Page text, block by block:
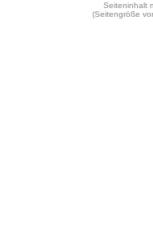
Seiteninhalt
(Seitengröße